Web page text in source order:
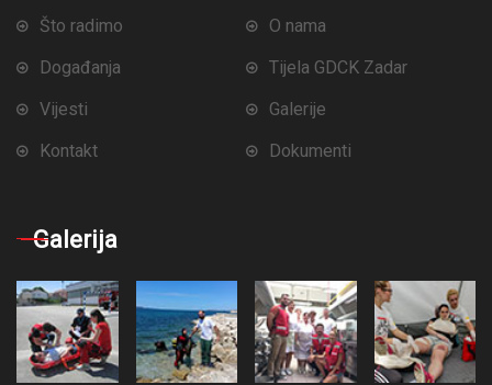
Što radimo
O nama
Događanja
Tijela GDCK Zadar
Vijesti
Galerije
Kontakt
Dokumenti
Galerija